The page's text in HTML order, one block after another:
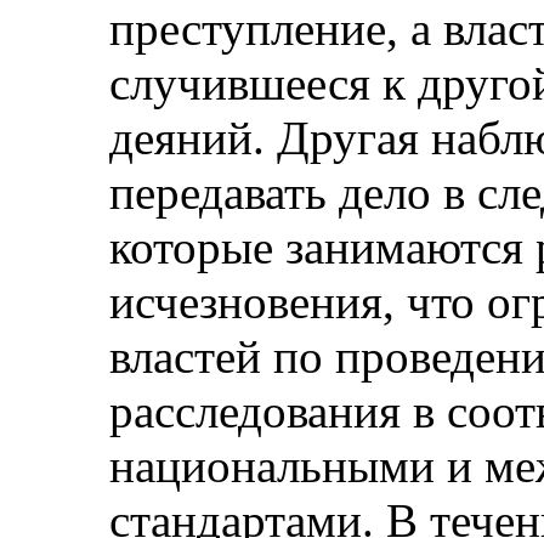
преступление, а
случившееся к
деяний. Другая
передавать дело в
которые занимаются
исчезновения, что
властей по
расследования в
национальными и
стандартами. В